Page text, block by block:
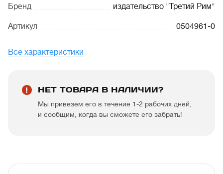
Бренд издательство "Третий Рим"
Артикул 0504961-0
Все характеристики
НЕТ ТОВАРА В НАЛИЧИИ?
Мы привезем его в течение 1-2 рабочих дней,
и сообщим, когда вы сможете его забрать!